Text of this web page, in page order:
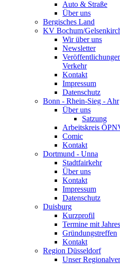
Auto & Straße
Über uns
Bergisches Land
KV Bochum/
Wir über uns
Newsletter
Verkehr
Kontakt
Impressum
Datenschutz
Bonn - Rhein-Sieg - Ahr
Über uns
Satzung
Arbeitskreis
Comic
Kontakt
Dortmund - Unna
Stadtfairkehr
Über uns
Kontakt
Impressum
Datenschutz
Duisburg
Kurzprofil
Termine mit
Gründungstreffen
Kontakt
Region Düsseldorf
Unser